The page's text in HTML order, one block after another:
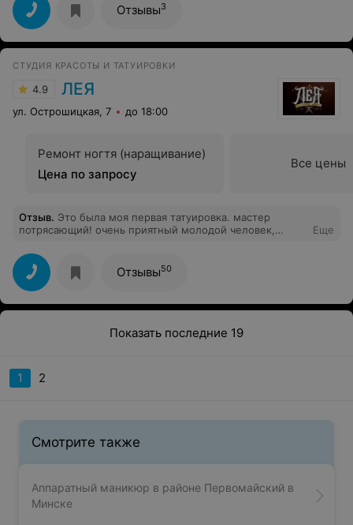
Отзывы3
СТУДИЯ КРАСОТЫ И ТАТУИРОВКИ
4.9 ЛЕЯ
ул. Острошицкая, 7 до 18:00
Ремонт ногтя (наращивание)
Цена по запросу
Все цены
Отзыв. Это была моя первая татуировка. мастер
потрясающий! очень приятный молодой человек,
все чисто, аккуратно, приятная обстановка, вежливый
персонал. спасибо огромное мастеру Михаилу за
такую красоту на моей ножке!
Еще
Отзывы50
Показать последние 19
1 2
Смотрите также
Аппаратный маникюр в районе Первомайский в
Минске